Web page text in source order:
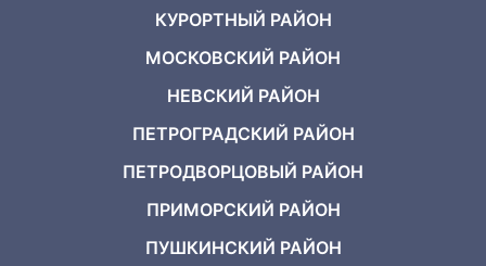
КУРОРТНЫЙ РАЙОН
МОСКОВСКИЙ РАЙОН
НЕВСКИЙ РАЙОН
ПЕТРОГРАДСКИЙ РАЙОН
ПЕТРОДВОРЦОВЫЙ РАЙОН
ПРИМОРСКИЙ РАЙОН
ПУШКИНСКИЙ РАЙОН